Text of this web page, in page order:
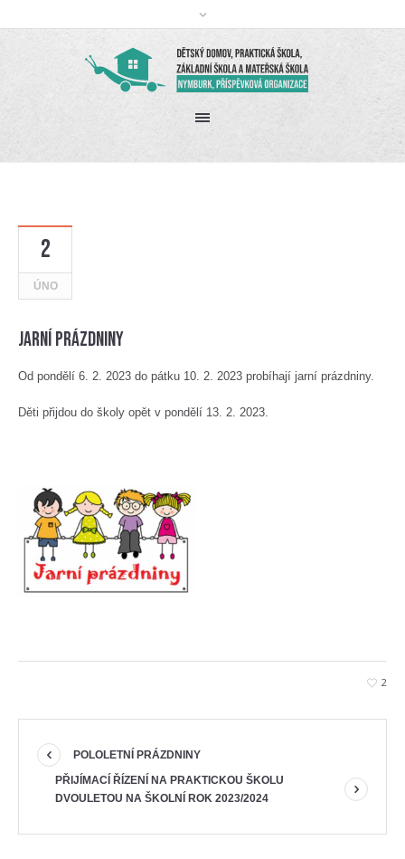
2
ÚNO
Jarní prázdniny
Od pondělí 6. 2. 2023 do pátku 10. 2. 2023 probíhají jarní prázdniny.
Děti přijdou do školy opět v pondělí 13. 2. 2023.
2
POLOLETNÍ PRÁZDNINY
PŘIJÍMACÍ ŘÍZENÍ NA PRAKTICKOU ŠKOLU
DVOULETOU NA ŠKOLNÍ ROK 2023/2024